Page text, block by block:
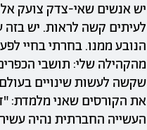
יש אנשים שאי-צדק צועק
לעיתים קשה לראות. יש
הנובע ממנו. בחרתי בחיי
מהקהילה שלי: תושבי
שקשה לעשות שינויים
את הקורסים שאני מלמדת:
העשייה החברתית נהיה